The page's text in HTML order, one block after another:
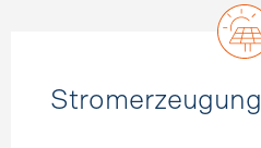
Stromerzeugung